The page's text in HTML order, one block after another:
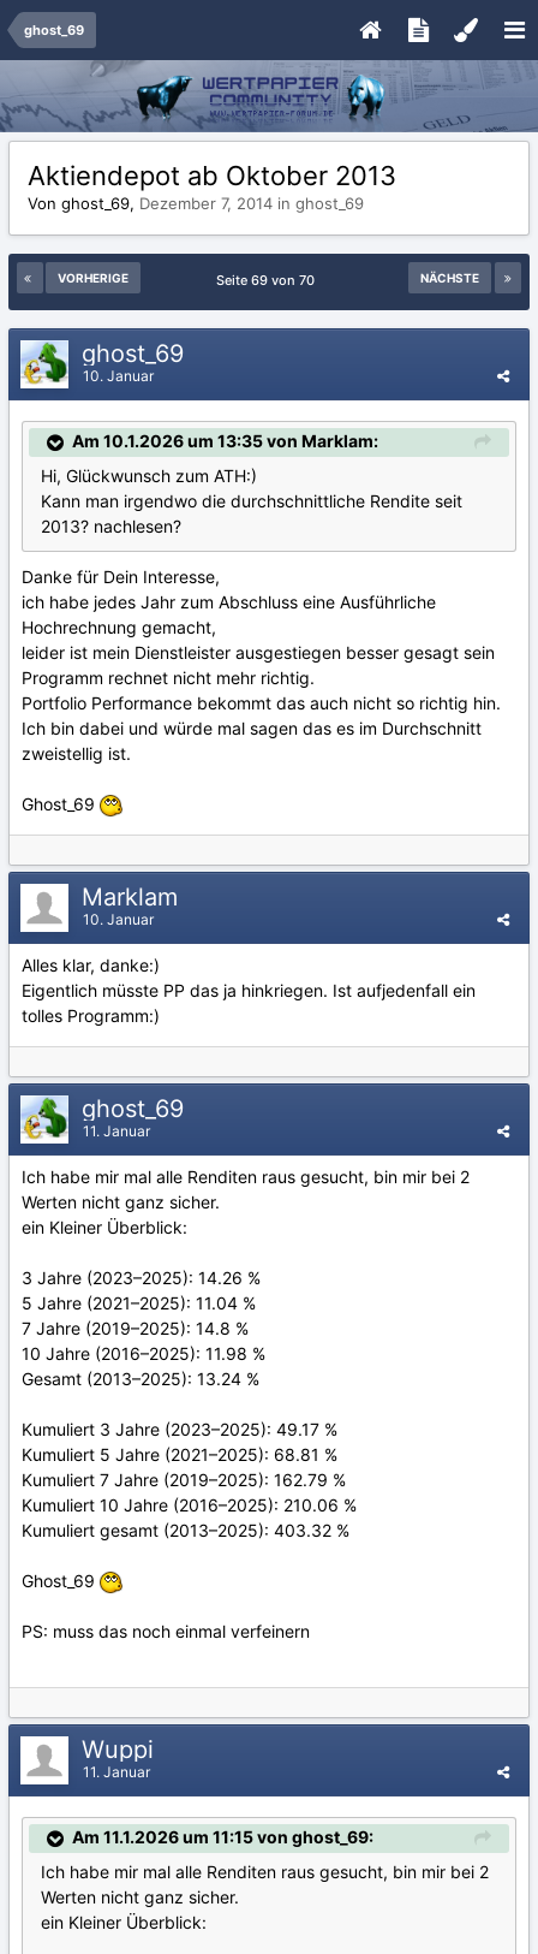
ghost_69
Aktiendepot ab Oktober 2013
Von ghost_69, Dezember 7, 2014 in ghost_69
VORHERIGE NÄCHSTE
Seite 69 von 70
ghost_69
10. Januar
Am 10.1.2026 um 13:35 von Marklam:
Hi, Glückwunsch zum ATH:)
Kann man irgendwo die durchschnittliche Rendite seit
2013? nachlesen?
Danke für Dein Interesse,
ich habe jedes Jahr zum Abschluss eine Ausführliche
Hochrechnung gemacht,
leider ist mein Dienstleister ausgestiegen besser gesagt sein
Programm rechnet nicht mehr richtig.
Portfolio Performance bekommt das auch nicht so richtig hin.
Ich bin dabei und würde mal sagen das es im Durchschnitt
zweistellig ist.
Ghost_69
Marklam
10. Januar
Alles klar, danke:)
Eigentlich müsste PP das ja hinkriegen. Ist aufjedenfall ein
tolles Programm:)
ghost_69
11. Januar
Ich habe mir mal alle Renditen raus gesucht, bin mir bei 2
Werten nicht ganz sicher.
ein Kleiner Überblick:
3 Jahre (2023–2025): 14.26 %
5 Jahre (2021–2025): 11.04 %
7 Jahre (2019–2025): 14.8 %
10 Jahre (2016–2025): 11.98 %
Gesamt (2013–2025): 13.24 %
Kumuliert 3 Jahre (2023–2025): 49.17 %
Kumuliert 5 Jahre (2021–2025): 68.81 %
Kumuliert 7 Jahre (2019–2025): 162.79 %
Kumuliert 10 Jahre (2016–2025): 210.06 %
Kumuliert gesamt (2013–2025): 403.32 %
Ghost_69
PS: muss das noch einmal verfeinern
Wuppi
11. Januar
Am 11.1.2026 um 11:15 von ghost_69:
Ich habe mir mal alle Renditen raus gesucht, bin mir bei 2
Werten nicht ganz sicher.
ein Kleiner Überblick: